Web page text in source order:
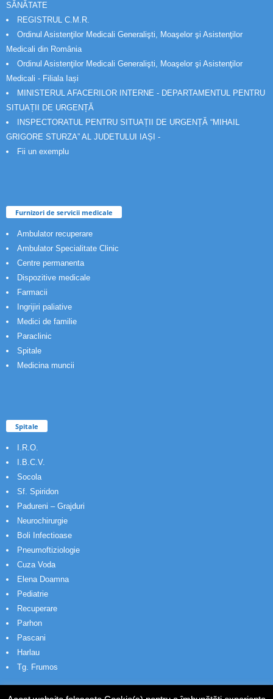
SĂNĂTATE
REGISTRUL C.M.R.
Ordinul Asistenţilor Medicali Generalişti, Moaşelor şi Asistenţilor
Medicali din România
Ordinul Asistenţilor Medicali Generalişti, Moaşelor şi Asistenţilor
Medicali - Filiala Iași
MINISTERUL AFACERILOR INTERNE - DEPARTAMENTUL PENTRU
SITUAȚII DE URGENȚĂ
INSPECTORATUL PENTRU SITUAȚII DE URGENȚĂ “MIHAIL
GRIGORE STURZA” AL JUDETULUI IAȘI -
Fii un exemplu
Furnizori de servicii medicale
Ambulator recuperare
Ambulator Specialitate Clinic
Centre permanenta
Dispozitive medicale
Farmacii
Ingrijiri paliative
Medici de familie
Paraclinic
Spitale
Medicina muncii
Spitale
I.R.O.
I.B.C.V.
Socola
Sf. Spiridon
Padureni – Grajduri
Neurochirurgie
Boli Infectioase
Pneumoftiziologie
Cuza Voda
Elena Doamna
Pediatrie
Recuperare
Parhon
Pascani
Harlau
Tg. Frumos